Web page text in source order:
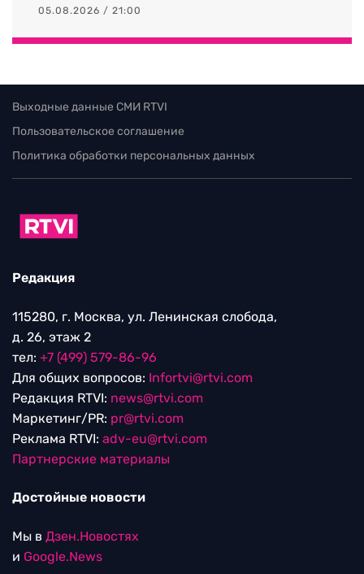
05.08.2026 / 21:00
Выходные данные СМИ RTVI
Пользовательское соглашение
Политика обработки персональных данных
Редакция
115280, г. Москва, ул. Ленинская слобода,
д. 26, этаж 2
тел: +7 (499) 579-86-96
Для общих вопросов: Infortvi@rtvi.com
Редакция RTVI: news@rtvi.com
Маркетинг/PR: pr@rtvi.com
Реклама RTVI: adv-eu@rtvi.com
Партнерские материалы
Достойные новости
Мы в Дзен.Новостях
и Google.News